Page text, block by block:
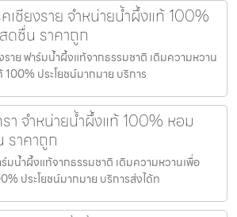
เชียงราย จำหน่ายน้ำผึ้งแท้ 100%
ดชื่น ราคาถูก
ราย ฟาร์มน้ำผึ้งแท้จากธรรมชาติ เติมความหวาน
ประโยชน์มากมาย บริการ
รา จำหน่ายน้ำผึ้งแท้ 100% หอม
ราคาถูก
ร์มน้ำผึ้งแท้จากธรรมชาติ เติมความหวานเพื่อ
ประโยชน์มากมาย บริการส่งได้ท